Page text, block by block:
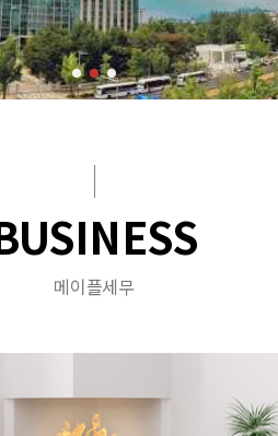
메이플세무